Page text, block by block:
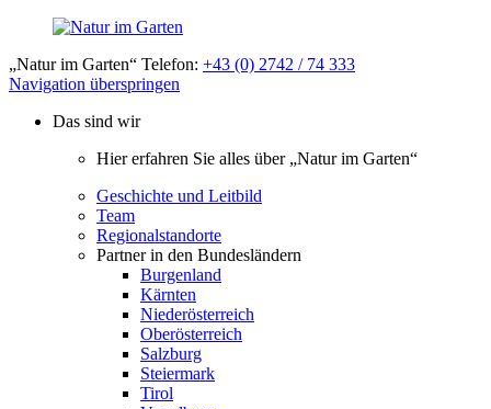
„Natur im Garten“ Telefon: +43 (0) 2742 / 74 333
Navigation überspringen
Das sind wir
Hier erfahren Sie alles über „Natur im Garten“
Geschichte und Leitbild
Team
Regionalstandorte
Partner in den Bundesländern
Burgenland
Kärnten
Niederösterreich
Oberösterreich
Salzburg
Steiermark
Tirol